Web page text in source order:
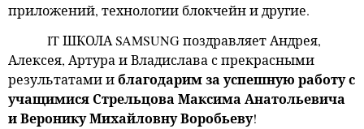
приложений, технологии блокчейн и другие.
ITШКОЛАSAMSUNGпоздравляет Андрея,
Алексея, Артура и Владислава с прекрасными
результатами иблагодарим за успешную работу с
учащимися Стрельцова Максима Анатольевича
и Веронику Михайловну Воробьеву!